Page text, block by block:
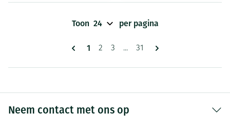
Pagina's
U lees momenteel pagina
1 Pagina
2 Pagina
3 ... Pagina
31
Toon per pagina
Neem contact met ons op